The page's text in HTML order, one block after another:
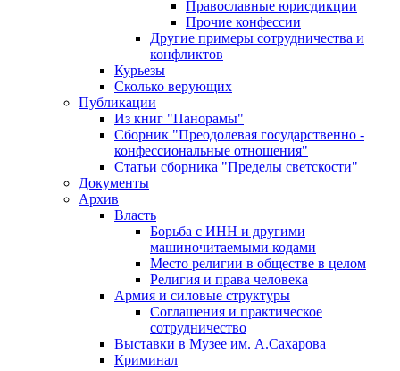
Православные юрисдикции
Прочие конфессии
Другие примеры сотрудничества и
конфликтов
Курьезы
Сколько верующих
Публикации
Из книг "Панорамы"
Сборник "Преодолевая государственно -
конфессиональные отношения"
Статьи сборника "Пределы светскости"
Документы
Архив
Власть
Борьба с ИНН и другими
машиночитаемыми кодами
Место религии в обществе в целом
Религия и права человека
Армия и силовые структуры
Соглашения и практическое
сотрудничество
Выставки в Музее им. А.Сахарова
Криминал